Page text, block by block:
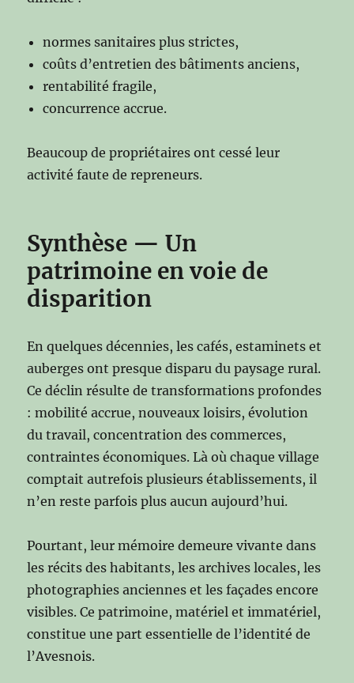
normes sanitaires plus strictes,
coûts d’entretien des bâtiments anciens,
rentabilité fragile,
concurrence accrue.
Beaucoup de propriétaires ont cessé leur
activité faute de repreneurs.
Synthèse — Un
patrimoine en voie de
disparition
En quelques décennies, les cafés, estaminets et
auberges ont presque disparu du paysage rural.
Ce déclin résulte de transformations profondes
: mobilité accrue, nouveaux loisirs, évolution
du travail, concentration des commerces,
contraintes économiques. Là où chaque village
comptait autrefois plusieurs établissements, il
n’en reste parfois plus aucun aujourd’hui.
Pourtant, leur mémoire demeure vivante dans
les récits des habitants, les archives locales, les
photographies anciennes et les façades encore
visibles. Ce patrimoine, matériel et immatériel,
constitue une part essentielle de l’identité de
l’Avesnois.